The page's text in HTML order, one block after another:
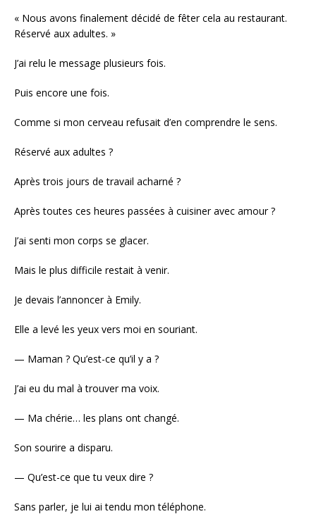
« Nous avons finalement décidé de fêter cela au restaurant.
Réservé aux adultes. »
J’ai relu le message plusieurs fois.
Puis encore une fois.
Comme si mon cerveau refusait d’en comprendre le sens.
Réservé aux adultes ?
Après trois jours de travail acharné ?
Après toutes ces heures passées à cuisiner avec amour ?
J’ai senti mon corps se glacer.
Mais le plus difficile restait à venir.
Je devais l’annoncer à Emily.
Elle a levé les yeux vers moi en souriant.
— Maman ? Qu’est-ce qu’il y a ?
J’ai eu du mal à trouver ma voix.
— Ma chérie… les plans ont changé.
Son sourire a disparu.
— Qu’est-ce que tu veux dire ?
Sans parler, je lui ai tendu mon téléphone.